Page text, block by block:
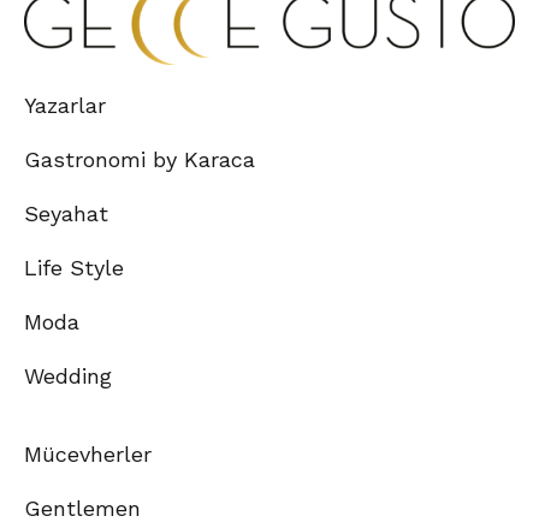
Yazarlar
Gastronomi by Karaca
Seyahat
Life Style
Moda
Wedding
Mücevherler
Gentlemen